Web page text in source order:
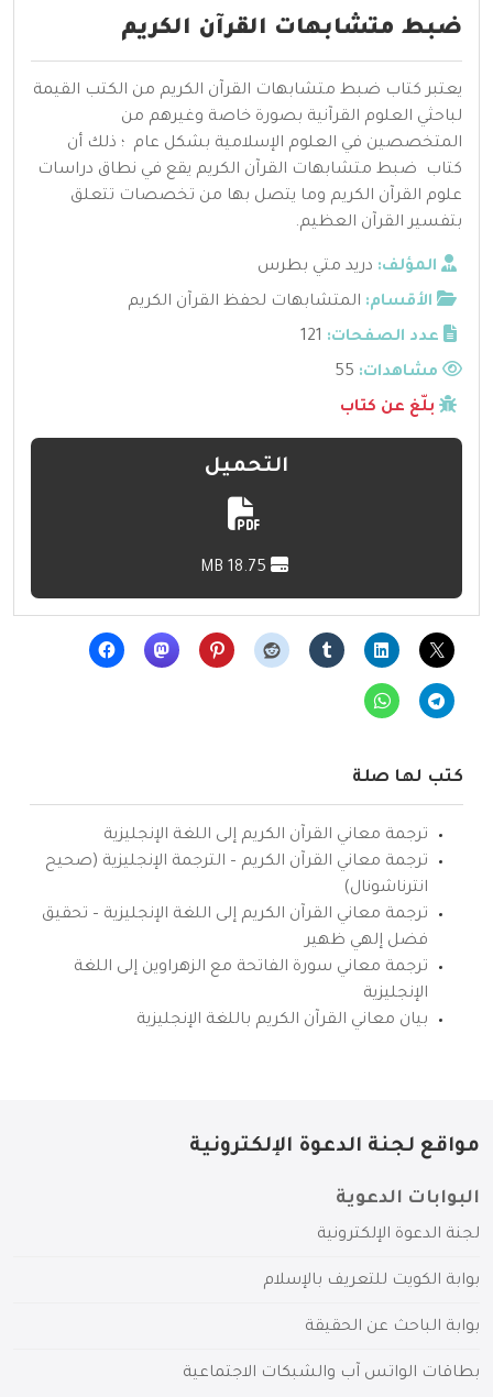
ضبط متشابهات القرآن الكريم
يعتبر كتاب ضبط متشابهات القرآن الكريم من الكتب القيمة
لباحثي العلوم القرآنية بصورة خاصة وغيرهم من
المتخصصين في العلوم الإسلامية بشكل عام ؛ ذلك أن
كتاب ضبط متشابهات القرآن الكريم يقع في نطاق دراسات
علوم القرآن الكريم وما يتصل بها من تخصصات تتعلق
بتفسير القرآن العظيم.
المؤلف: دريد متي بطرس
الأقسام: المتشابهات لحفظ القرآن الكريم
عدد الصفحات: 121
مشاهدات:
بلّغ عن كتاب
التحميل
كتب لها صلة
ترجمة معاني القرآن الكريم إلى اللغة الإنجليزية
ترجمة معاني القرآن الكريم – الترجمة الإنجليزية (صحيح
انترناشونال)
ترجمة معاني القرآن الكريم إلى اللغة الإنجليزية – تحقيق
فضل إلهي ظهير
ترجمة معاني سورة الفاتحة مع الزهراوين إلى اللغة
الإنجليزية
بيان معاني القرآن الكريم باللغة الإنجليزية
مواقع لجنة الدعوة الإلكترونية
البوابات الدعوية
لجنة الدعوة الإلكترونية
بوابة الكويت للتعريف بالإسلام
بوابة الباحث عن الحقيقة
بطاقات الواتس آب والشبكات الاجتماعية